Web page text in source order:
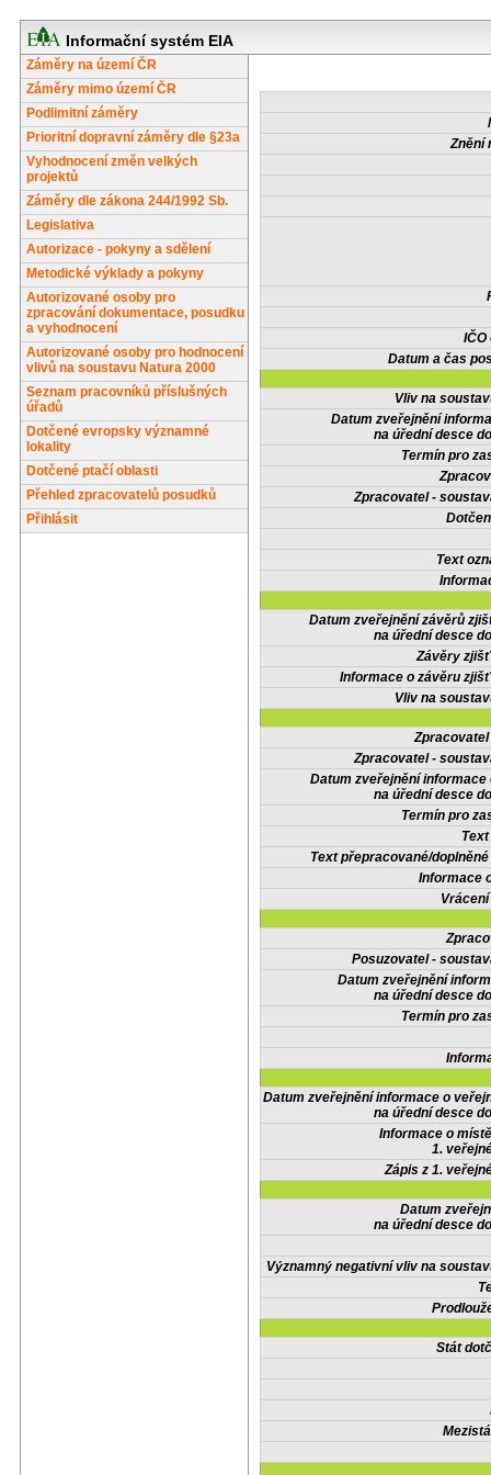
Informační systém EIA
Záměry na území ČR
Záměry mimo území ČR
Podlimitní záměry
Prioritní dopravní záměry dle §23a
Vyhodnocení změn velkých
projektů
Záměry dle zákona 244/1992 Sb.
Legislativa
Autorizace - pokyny a sdělení
Metodické výklady a pokyny
Autorizované osoby pro
zpracování dokumentace, posudku
a vyhodnocení
Autorizované osoby pro hodnocení
vlivů na soustavu Natura 2000
Seznam pracovníků příslušných
úřadů
Dotčené evropsky významné
lokality
Dotčené ptačí oblasti
Přehled zpracovatelů posudků
Přihlásit
Znění
IČO
Datum a čas
Vliv na
Datum zveřejnění
na úřední desce
Termín pro
Zpracovatel -
Text
Datum zveřejnění závěrů
na úřední desce
Závěry
Informace o závěru
Vliv na
Zpracovatel -
Datum zveřejnění informace
na úřední desce
Termín pro
Text přepracované/
Informace
Posuzovatel -
Datum zveřejnění
na úřední desce
Termín pro
Datum zveřejnění informace o
na úřední desce
Informace o
1.
Zápis z 1.
Datum
na úřední desce
Významný negativní vliv na
Stát